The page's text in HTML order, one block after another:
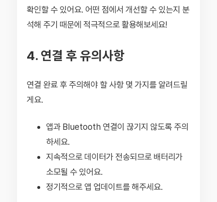
확인할 수 있어요. 어떤 점에서 개선할 수 있는지 분
석해 주기 때문에 적극적으로 활용해보세요!
4. 연결 후 유의사항
연결 완료 후 주의해야 할 사항 몇 가지를 알려드릴
게요.
앱과 Bluetooth 연결이 끊기지 않도록 주의
하세요.
지속적으로 데이터가 전송되므로 배터리가
소모될 수 있어요.
정기적으로 앱 업데이트를 해주세요.